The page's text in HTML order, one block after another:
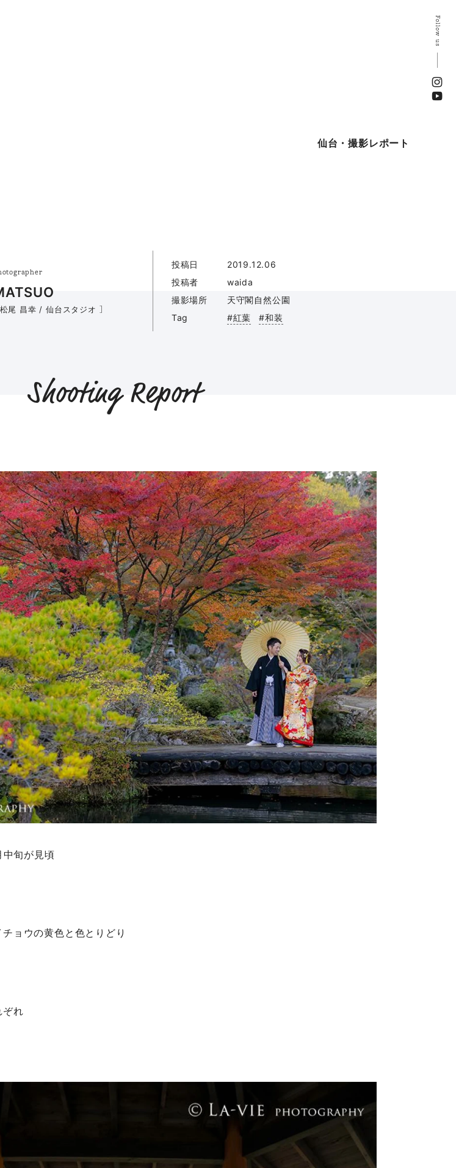
仙台・撮影レポート
Follow us
松尾 昌幸 / 仙台スタジオ ］
投稿日
2019.12.06
投稿者
waida
撮影場所
天守閣自然公園
Tag
#紅葉 #和装
Shooting Report
中旬が見頃
ョウの黄色と色とりどり
ぞれ